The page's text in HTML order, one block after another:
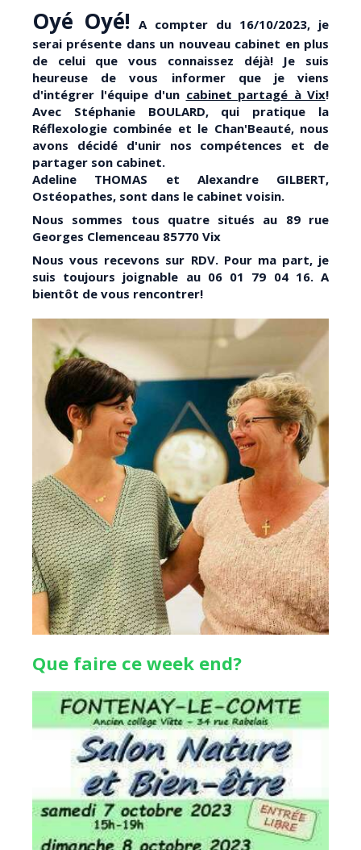
Oyé Oyé! A compter du 16/10/2023, je
serai présente dans un nouveau cabinet en plus
de celui que vous connaissez déjà! Je suis
heureuse de vous informer que je viens
d'intégrer l'équipe d'un cabinet partagé à Vix!
Avec Stéphanie BOULARD, qui pratique la
Réflexologie combinée et le Chan'Beauté, nous
avons décidé d'unir nos compétences et de
partager son cabinet.
Adeline THOMAS et Alexandre GILBERT,
Ostéopathes, sont dans le cabinet voisin.
Nous sommes tous quatre situés au 89 rue
Georges Clemenceau 85770 Vix
Nous vous recevons sur RDV. Pour ma part, je
suis toujours joignable au 06 01 79 04 16. A
bientôt de vous rencontrer!
Que faire ce week end?